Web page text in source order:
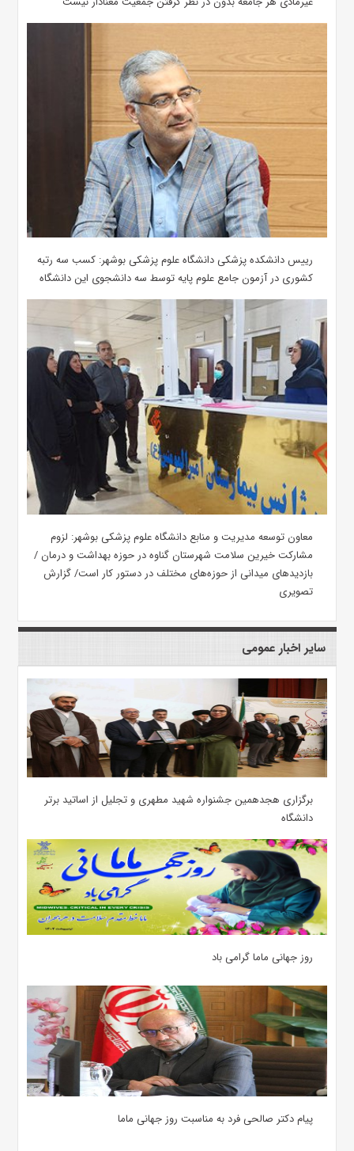
رییس دانشکده پزشکی دانشگاه علوم پزشکی بوشهر: کسب سه رتبه
کشوری در آزمون جامع علوم پایه توسط سه دانشجوی این دانشگاه
معاون توسعه مدیریت و منابع دانشگاه علوم پزشکی بوشهر: لزوم
مشارکت خیرین سلامت شهرستان گناوه در حوزه بهداشت و درمان /
بازدیدهای میدانی از حوزه‌های مختلف در دستور کار است/ گزارش
تصویری
سایر اخبار عمومی
برگزاری هجدهمین جشنواره شهید مطهری و تجلیل از اساتید برتر
دانشگاه
روز جهانی ماما گرامی باد
پیام دکتر صالحی فرد به مناسبت روز جهانی ماما